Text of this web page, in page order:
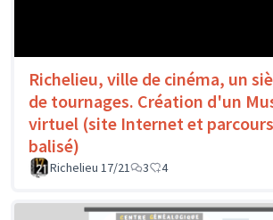
Richelieu, ville de cinéma, un
de tournages. Création d'un
virtuel (site Internet et parcours
balisé)
Richelieu 17/21 3 4